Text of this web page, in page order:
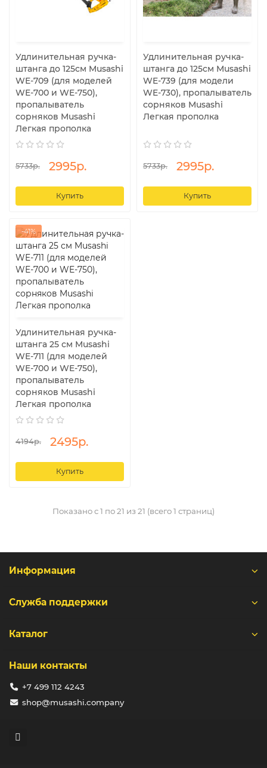
Удлинительная ручка-
штанга до 125см Musashi
WE-709 (для моделей
WE-700 и WE-750),
пропалыватель
сорняков Musashi
Легкая прополка
5733р. 2995р.
Купить
Удлинительная ручка-
штанга до 125см Musashi
WE-739 (для модели
WE-730), пропалыватель
сорняков Musashi
Легкая прополка
5733р. 2995р.
Купить
-41%
Удлинительная ручка-
штанга 25 см Musashi
WE-711 (для моделей
WE-700 и WE-750),
пропалыватель
сорняков Musashi
Легкая прополка
4194р. 2495р.
Купить
Показано с 1 по 21 из 21 (всего 1 страниц)
Информация
Служба поддержки
Каталог
Наши контакты
+7 499 112 4243
shop@musashi.company